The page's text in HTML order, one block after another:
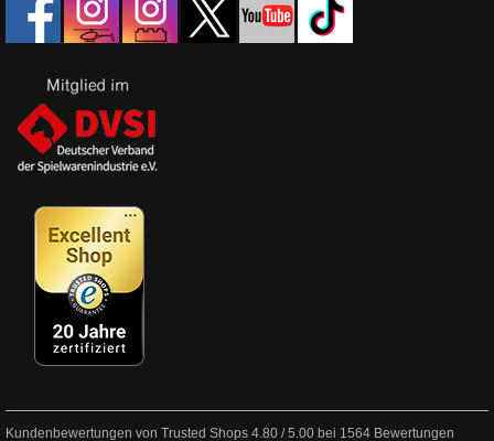
Kundenbewertungen von Trusted Shops 4.80 /5.00 bei 1564 Bewertungen